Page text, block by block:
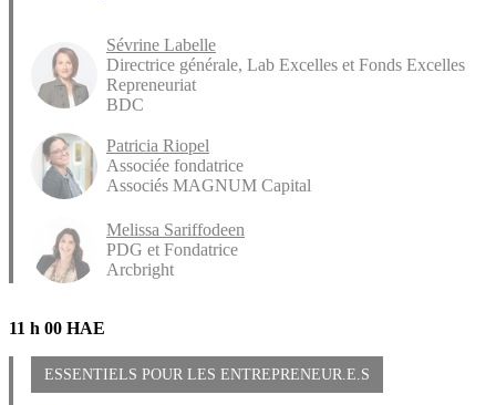
Sévrine Labelle
Directrice générale, Lab Excelles et Fonds Excelles
Repreneuriat
BDC
Patricia Riopel
Associée fondatrice
Associés MAGNUM Capital
Melissa Sariffodeen
PDG et Fondatrice
Arcbright
11 h 00 HAE
ESSENTIELS POUR LES ENTREPRENEUR.E.S